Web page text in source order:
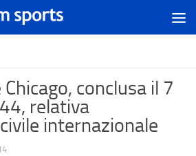
conclusa il 7
relativa
internazionale